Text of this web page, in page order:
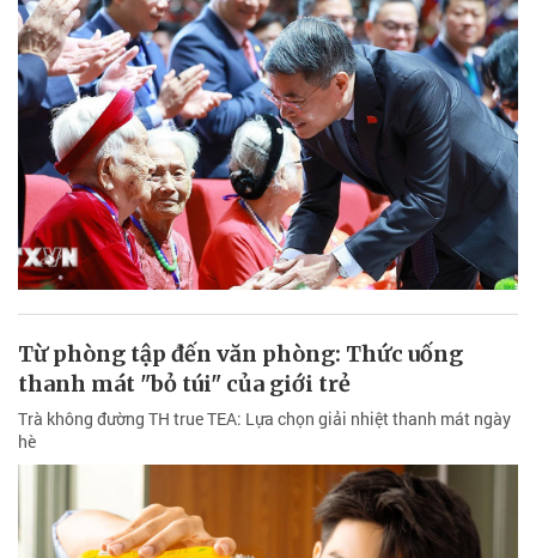
Từ phòng tập đến văn phòng: Thức uống
thanh mát "bỏ túi" của giới trẻ
Trà không đường TH true TEA: Lựa chọn giải nhiệt thanh mát ngày
hè